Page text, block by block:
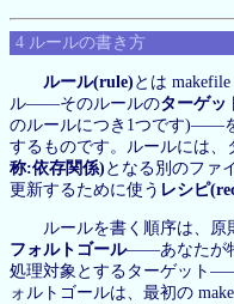
4 ルールの書き方
ルール(rule) とは
ル——そのルールのターゲッ
のルールにつき1つです)——
するものです。ルールには、
称:依存関係) となる別のファ
更新するために使う レシピ
ルールを書く順序は、原
フォルトゴール——あなたが
処理対象とするターゲット
ォルトゴールは、最初の